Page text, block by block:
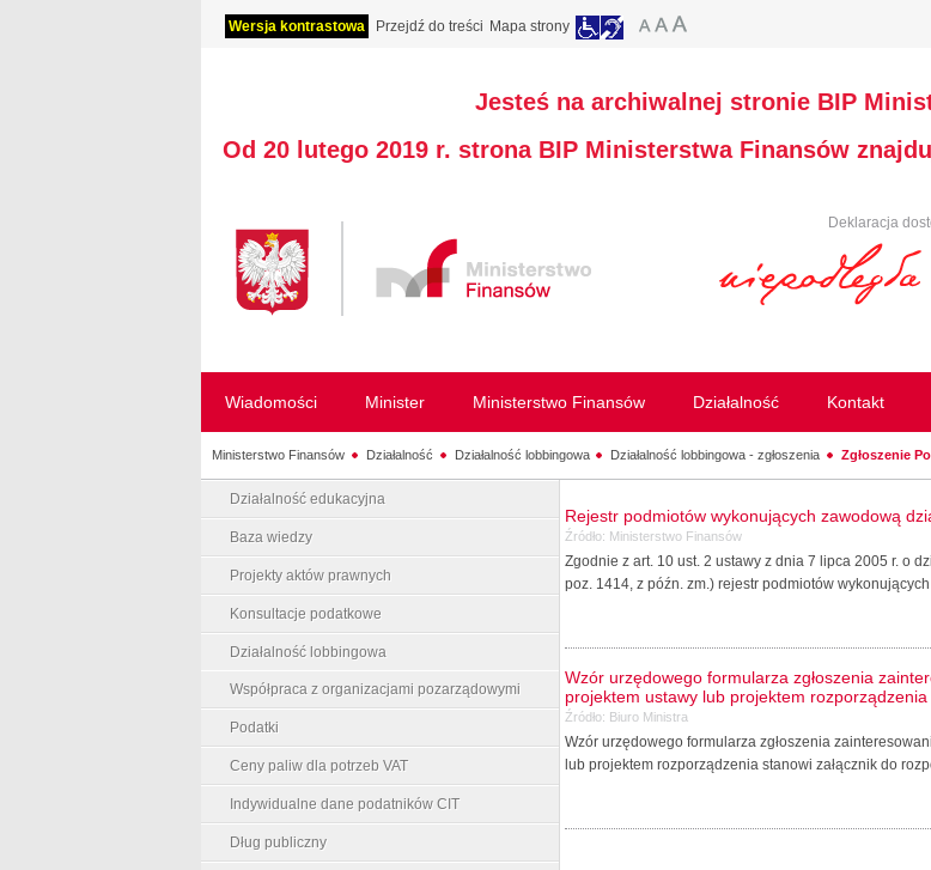
Wersja kontrastowa Przejdź do treści Mapa strony
Jesteś na archiwalnej stronie BIP
Od 20 lutego 2019 r. strona BIP Ministerstwa Finansów
Deklaracja
Wiadomości Minister Ministerstwo Finansów Działalność Kontakt
Ministerstwo Finansów Działalność Działalność lobbingowa Działalność lobbingowa - zgłoszenia Zgłoszenie
Działalność edukacyjna
Baza wiedzy
Projekty aktów prawnych
Konsultacje podatkowe
Działalność lobbingowa
Współpraca z organizacjami pozarządowymi
Podatki
Ceny paliw dla potrzeb VAT
Indywidualne dane podatników CIT
Dług publiczny
Rejestr podmiotów wykonujących zawodową
Źródło: Ministerstwo Finansów
Zgodnie z art. 10 ust. 2 ustawy z dnia 7 lipca 2005 r. o
poz. 1414, z późn. zm.) rejestr podmiotów wykonujących
Wzór urzędowego formularza zgłoszenia
projektem ustawy lub projektem rozporządzenia
Źródło: Biuro Ministra
Wzór urzędowego formularza zgłoszenia
lub projektem rozporządzenia stanowi załącznik do